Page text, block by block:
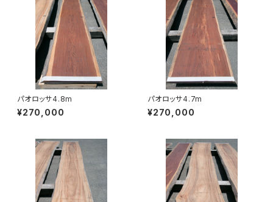
パオロッサ4.8m
¥270,000
パオロッサ4.7m
¥270,000